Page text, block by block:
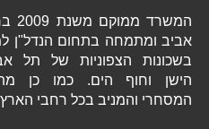
אביב ומתמחה בתחום הנדל"ן
בשכונות הצפוניות של תל
הישן וחוף הים. כמו כן
המסחרי והמניב בכל רחבי הארץ.